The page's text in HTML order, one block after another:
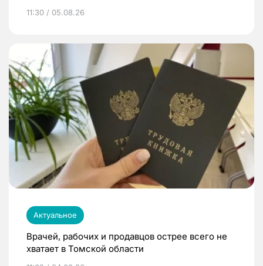
11:30 / 05.08.26
Актуальное
Врачей, рабочих и продавцов острее всего не
хватает в Томской области